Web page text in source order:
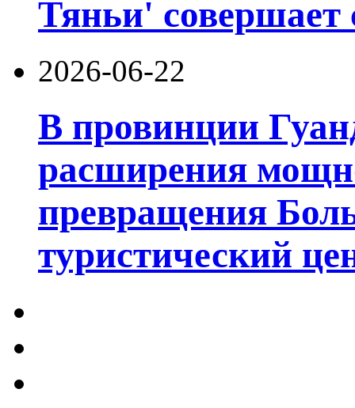
Тяньи' совершает
2026-06-22
В провинции
расширения
превращения
туристический